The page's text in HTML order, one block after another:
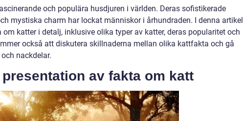
och populära husdjuren i världen. Deras sofistikerade
mystiska charm har lockat människor i århundraden. I denna artikel
katter i detalj, inklusive olika typer av katter, deras popularitet och
också att diskutera skillnaderna mellan olika kattfakta och gå
nackdelar.
av fakta om katt